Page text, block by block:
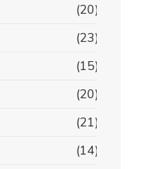
(20)
(23)
(15)
(20)
(21)
(14)